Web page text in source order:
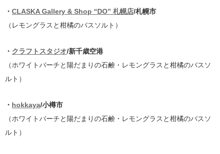
・ CLASKA Gallery & Shop “DO” 札幌店/札幌市
（レモングラスと柑橘のバスソルト）
・ クラフトスタジオ/新千歳空港
（ホワイトバーチと陽だまりの石鹸・レモングラスと柑橘のバスソ
ルト）
・ hokkaya/小樽市
（ホワイトバーチと陽だまりの石鹸・レモングラスと柑橘のバスソ
ルト）